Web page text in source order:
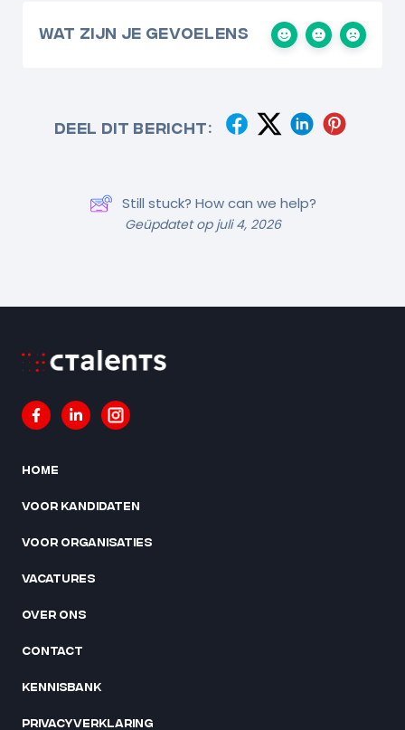
Wat zijn je gevoelens
Deel dit bericht:
Still stuck? How can we help?
Geüpdatet op juli 4, 2026
Home
Voor kandidaten
Voor organisaties
Vacatures
Over ons
Contact
Kennisbank
Privacyverklaring